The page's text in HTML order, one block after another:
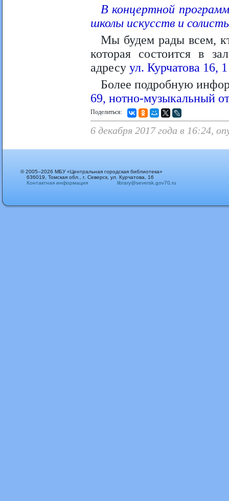
В концертной
школы искусств и
Мы будем рады всем,
которая состоится в
адресу ул. Курчатова 16,
Более подробную
69, нотно-музыкальный
Поделиться:
6 декабря 2017 года в 16:24,
© 2005–2026 МБУ «Центральная городская библиотека»
636019, Томская обл., г. Северск, ул. Курчатова, 16
Контактная информация
library@seversk.gov70.ru